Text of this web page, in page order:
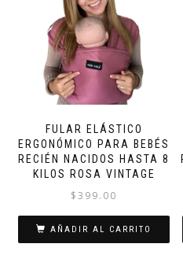
se
pueden
elegir
en
página
de
producto
FULAR ELÁSTICO
ERGONÓMICO PARA BEBÉS
RECIÉN NACIDOS HASTA 8
KILOS ROSA VINTAGE
$399.00
AÑADIR AL CARRITO